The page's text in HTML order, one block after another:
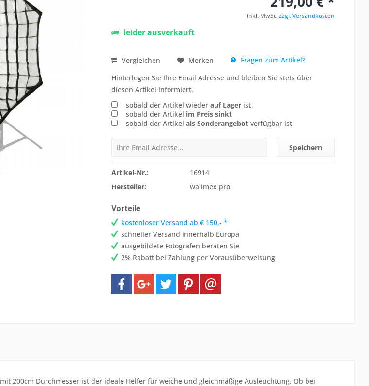
inkl. MwSt.zzgl. Versandkosten
leider ausverkauft
Vergleichen Merken
Fragen zum Artikel?
Hinterlegen Sie Ihre Email Adresse und bleiben Sie stets über
diesen Artikel informiert.
sobald der Artikel wieder auf Lagerist
sobald der Artikel im Preis sinkt
sobald der Artikel als Sonderangebotverfügbar ist
Speichern
Artikel-Nr.:
16914
Hersteller:
walimex pro
Vorteile
kostenloser Versand ab € 150,- *
schneller Versand innerhalb Europa
ausgebildete Fotografen beraten Sie
2% Rabatt bei Zahlung per Vorausüberweisung
mit 200cm Durchmesser ist der ideale Helfer für weiche und gleichmäßige Ausleuchtung. Ob bei